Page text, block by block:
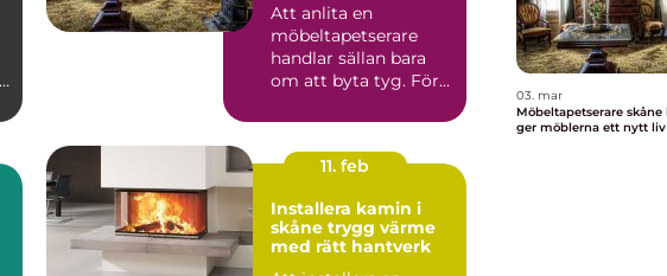
Att anlita en
möbeltapetserare
handlar sällan bara
om att byta tyg. För
att be...
11. feb
Installera kamin i
skåne trygg värme
med rätt hantverk
03. mar
Möbeltapetserare skåne hantverk som
ger möblerna ett nytt liv